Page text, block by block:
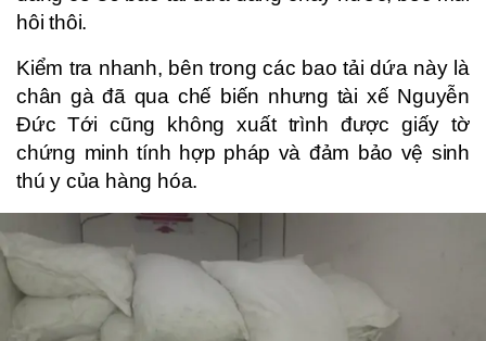
hôi thôi.
Kiểm tra nhanh, bên trong các bao tải dứa này là
chân gà đã qua chế biến nhưng tài xế Nguyễn
Đức Tới cũng không xuất trình được giấy tờ
chứng minh tính hợp pháp và đảm bảo vệ sinh
thú y của hàng hóa.